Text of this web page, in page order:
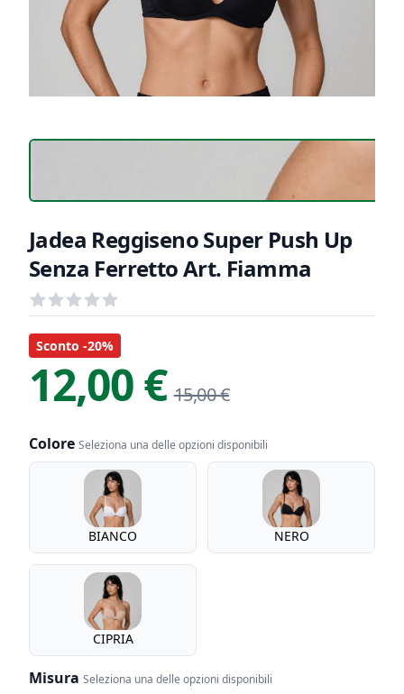
Jadea Reggiseno Super Push Up
Senza Ferretto Art. Fiamma
Recensioni
out of 5 stars
Informazioni Prodotto
Descrizione riassuntiva
Sconto -20%
12,00 € 15,00 €
Colore Seleziona una delle opzioni disponibili
Colore
BIANCO NERO
CIPRIA
Misura Seleziona una delle opzioni disponibili